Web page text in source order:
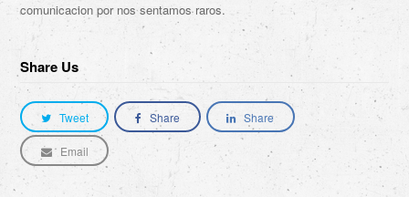
comunicacion por nos sentamos raros.
Share Us
Tweet Share Share
Email